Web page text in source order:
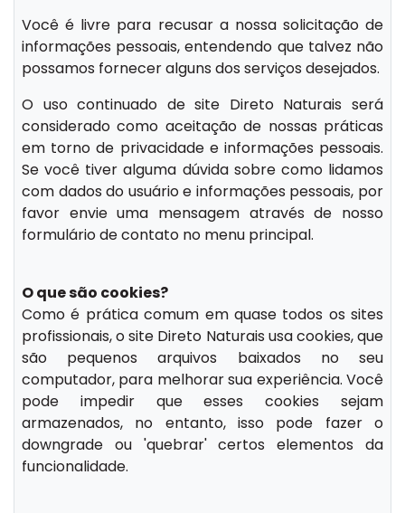
Você é livre para recusar a nossa solicitação de
informações pessoais, entendendo que talvez não
possamos fornecer alguns dos serviços desejados.
O uso continuado de site Direto Naturais será
considerado como aceitação de nossas práticas
em torno de privacidade e informações pessoais.
Se você tiver alguma dúvida sobre como lidamos
com dados do usuário e informações pessoais, por
favor envie uma mensagem através de nosso
formulário de contato no menu principal.
O que são cookies?
Como é prática comum em quase todos os sites
profissionais, o site Direto Naturais usa cookies, que
são pequenos arquivos baixados no seu
computador, para melhorar sua experiência. Você
pode impedir que esses cookies sejam
armazenados, no entanto, isso pode fazer o
downgrade ou 'quebrar' certos elementos da
funcionalidade.